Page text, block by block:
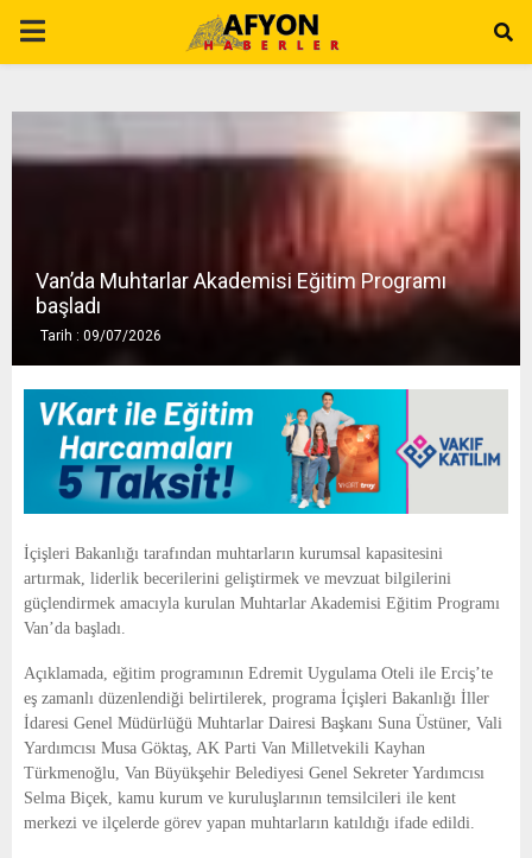
P
I
A
E
N
U
Van’da Muhtarlar Akademisi Eğitim Programı
başladı
Tarih : 09/07/2026
İçişleri Bakanlığı tarafından muhtarların kurumsal kapasitesini
artırmak, liderlik becerilerini geliştirmek ve mevzuat bilgilerini
güçlendirmek amacıyla kurulan Muhtarlar Akademisi Eğitim Programı
Van’da başladı.
Açıklamada, eğitim programının Edremit Uygulama Oteli ile Erciş’te
eş zamanlı düzenlendiği belirtilerek, programa İçişleri Bakanlığı İller
İdaresi Genel Müdürlüğü Muhtarlar Dairesi Başkanı Suna Üstüner, Vali
Yardımcısı Musa Göktaş, AK Parti Van Milletvekili Kayhan
Türkmenoğlu, Van Büyükşehir Belediyesi Genel Sekreter Yardımcısı
Selma Biçek, kamu kurum ve kuruluşlarının temsilcileri ile kent
merkezi ve ilçelerde görev yapan muhtarların katıldığı ifade edildi.